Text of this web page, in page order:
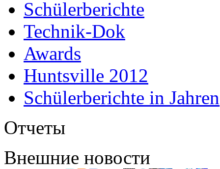
Schülerberichte
Technik-Dok
Awards
Huntsville 2012
Schülerberichte in Jahren
Отчеты
Внешние новости